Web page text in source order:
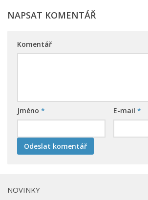
NAPSAT KOMENTÁŘ
Komentář
Jméno * E-mail *
NOVINKY